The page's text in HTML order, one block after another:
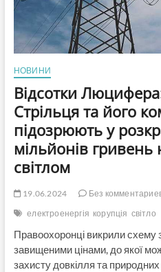
НОВИНИ
Відсотки
Стрільця та його
підозрюють у
мільйонів гривень
світлом
19.06.2024
Без
електроенергія корупція світло
Правоохоронці викрили схему
завищеними цінами, до якої
захисту довкілля та